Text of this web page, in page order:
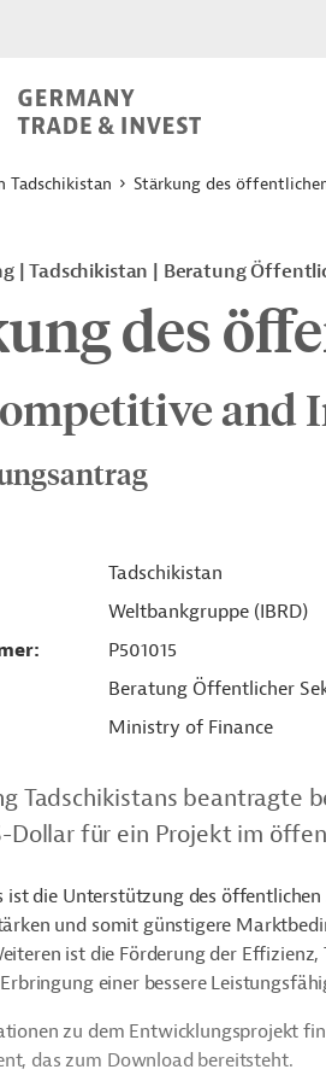
Tadschikistan Stärkung des
Tadschikistan Beratung
des
and
Tadschikistan
Weltbankgruppe (IBRD)
P501015
Beratung Öffentlicher
Ministry of Finance
Tadschikistans beantragte
Dollar für ein Projekt im
ist die Unterstützung des
und somit günstigere
ist die Förderung der
einer bessere
zu dem Entwicklungsprojekt
das zum Download bereitsteht.